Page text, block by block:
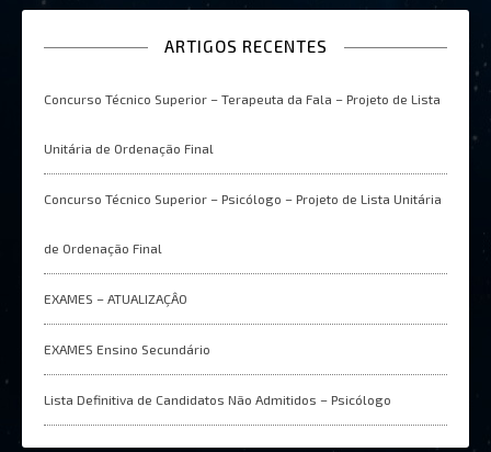
ARTIGOS RECENTES
Concurso Técnico Superior – Terapeuta da Fala – Projeto de Lista
Unitária de Ordenação Final
Concurso Técnico Superior – Psicólogo – Projeto de Lista Unitária
de Ordenação Final
EXAMES – ATUALIZAÇÂO
EXAMES Ensino Secundário
Lista Definitiva de Candidatos Não Admitidos – Psicólogo